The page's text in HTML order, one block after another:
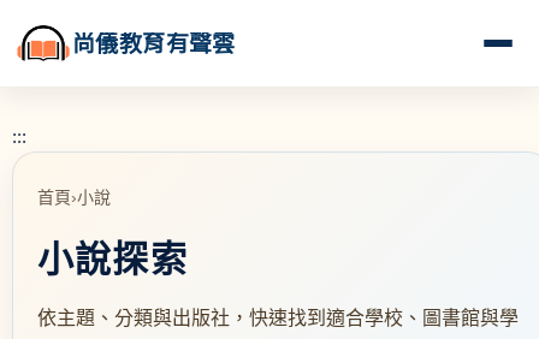
尚儀教育有聲雲
:::
首頁›小說
小說探索
依主題、分類與出版社，快速找到適合學校、圖書館與學